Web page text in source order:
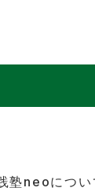
塾neoについ